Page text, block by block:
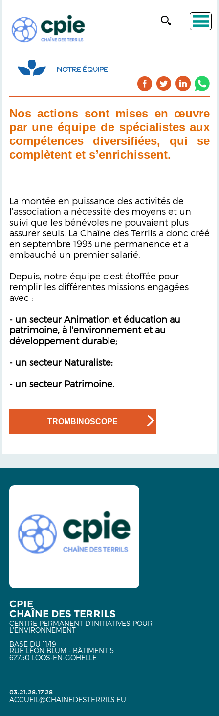
NOTRE ÉQUIPE
Nos actions sont mises en œuvre
par une équipe de spécialistes aux
compétences diversifiées, qui se
complètent et s’enrichissent.
La montée en puissance des activités de
l’association a nécessité des moyens et un
suivi que les bénévoles ne pouvaient plus
assurer seuls. La Chaîne des Terrils a donc créé
en septembre 1993 une permanence et a
embauché un premier salarié.
Depuis, notre équipe c’est étoffée pour
remplir les différentes missions engagées
avec :
- un secteur Animation et éducation au
patrimoine, à l'environnement et au
développement durable;
- un secteur Naturaliste;
- un secteur Patrimoine.
TROMBINOSCOPE
CPIE
CHAÎNE DES TERRILS
CENTRE PERMANENT D'INITIATIVES POUR
L'ENVIRONNEMENT
BASE DU 11/19
RUE LÉON BLUM - BÂTIMENT 5
62750 LOOS-EN-GOHELLE
03.21.28.17.28
ACCUEIL@CHAINEDESTERRILS.EU